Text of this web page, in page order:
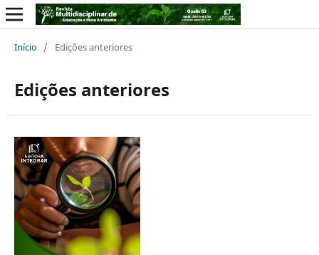
Início / Edições anteriores
Edições anteriores